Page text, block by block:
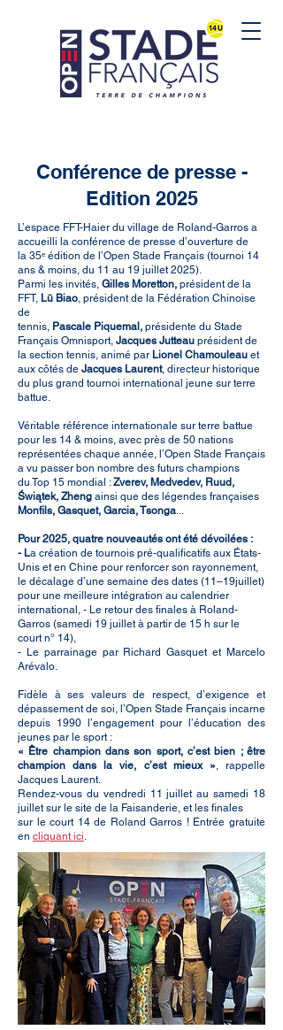
Conférence de presse -
Edition 2025
L’espace FFT-Haier du village de Roland-Garros a
accueilli la conférence de presse d’ouverture de
la 35ᵉ édition de l’Open Stade Français (tournoi 14
ans & moins, du 11 au 19 juillet 2025).
Parmi les invités, Gilles Moretton, président de la
FFT, Lü Biao, président de la Fédération Chinoise
de
tennis, Pascale Piquemal, présidente du Stade
Français Omnisport, Jacques Jutteau président de
la section tennis, animé par Lionel Chamouleau et
aux côtés de Jacques Laurent, directeur historique
du plus grand tournoi international jeune sur terre
battue.
Véritable référence internationale sur terre battue
pour les 14 & moins, avec près de 50 nations
représentées chaque année, l’Open Stade Français
a vu passer bon nombre des futurs champions
du Top 15 mondial :Zverev, Medvedev, Ruud,
Świątek, Zheng ainsi que des légendes françaises
Monfils, Gasquet, Garcia, Tsonga...
Pour 2025, quatre nouveautés ont été dévoilées :
- La création de tournois pré-qualificatifs aux États-
Unis et en Chine pour renforcer son rayonnement,
le décalage d’une semaine des dates (11–19juillet)
pour une meilleure intégration au calendrier
international, - Le retour des finales à Roland-
Garros (samedi 19 juillet à partir de 15 h sur le
court n° 14),
- Le parrainage par Richard Gasquet et Marcelo
Arévalo.
Fidèle à ses valeurs de respect, d’exigence et
dépassement de soi, l’Open Stade Français incarne
depuis 1990 l’engagement pour l’éducation des
jeunes par le sport :
« Être champion dans son sport, c’est bien ; être
champion dans la vie, c’est mieux », rappelle
Jacques Laurent.
Rendez-vous du vendredi 11 juillet au samedi 18
juillet sur le site de la Faisanderie, et les finales
sur le court 14 de Roland Garros ! Entrée gratuite
en cliquant ici.